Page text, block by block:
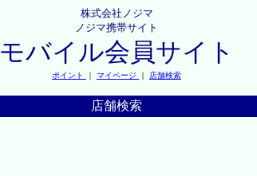
株式会社ノジマ
ノジマ携帯サイト
モバイル会員サイト
ポイント ｜ マイページ ｜ 店舗検索
店舗検索